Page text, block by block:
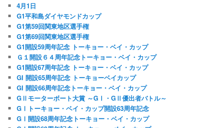
4月1日
G1平和島ダイヤモンドカップ
G1第59回関東地区選手権
G1第69回関東地区選手権
G1開設59周年記念 トーキョー・ベイ・カップ
Ｇ１開設６４周年記念トーキョー・ベイ・カップ
G1開設67周年記念 トーキョー・ベイ・カップ
GI 開設65周年記念 トーキョーベイカップ
GI 開設66周年記念トーキョー・ベイ・カップ
GⅡモーターボート大賞 ～GⅠ・GⅡ優出者バトル～
GⅠトーキョー・ベイ・カップ開設63周年記念
GⅠ開設68周年記念トーキョー・ベイ・カップ